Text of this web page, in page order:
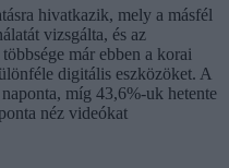
hivatkazik, mely a másfél
vizsgálta, és az
már ebben a korai
digitális eszközöket. A
míg 43,6%-uk hetente
néz videókat